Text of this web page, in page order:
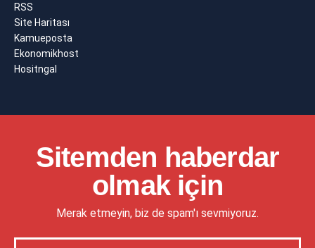
RSS
Site Haritası
Kamueposta
Ekonomikhost
Hositngal
Sitemden haberdar
olmak için
Merak etmeyin, biz de spam'ı sevmiyoruz.